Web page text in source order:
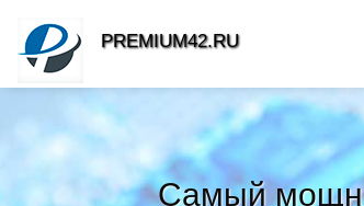
Самый
PREMIUM42.RU